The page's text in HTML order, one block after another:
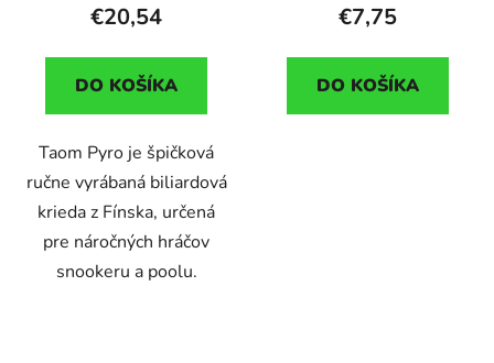
€20,54
DO KOŠÍKA
Taom Pyro je špičková
ručne vyrábaná biliardová
krieda z Fínska, určená
pre náročných hráčov
snookeru a poolu.
€7,75
DO KOŠÍKA